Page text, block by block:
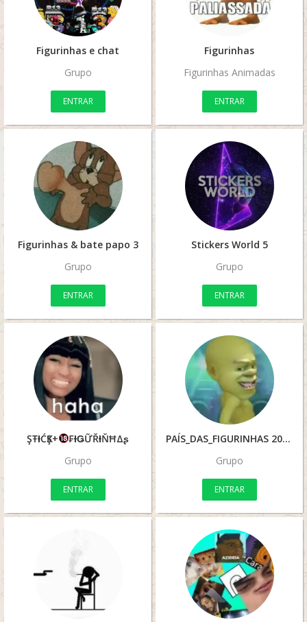
Figurinhas e chat
Grupo
ENTRAR
Figurinhas
Figurinhas Animadas
ENTRAR
Figurinhas & bate papo 3
Grupo
ENTRAR
Stickers World 5
Grupo
ENTRAR
ŞŦƗĆҜŞ+
₣ƗǤỮŘƗŇĦΔʂ
Grupo
ENTRAR
PAÍS_DAS_FIGURINHAS 2022
Grupo
ENTRAR